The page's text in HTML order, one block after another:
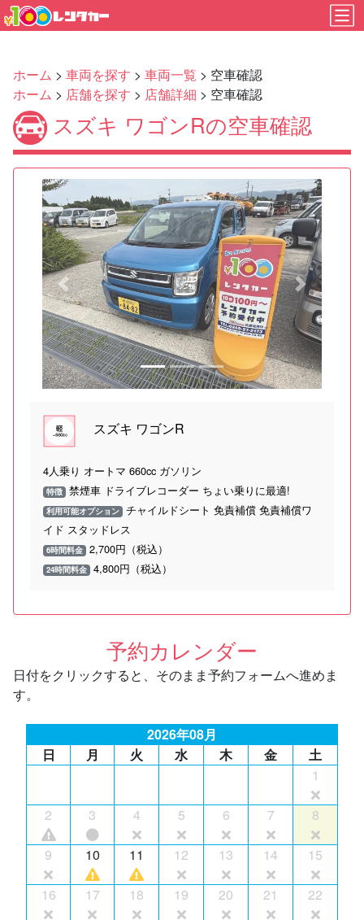
ホーム > 車両を探す > 車両一覧 > 空車確認
ホーム > 店舗を探す > 店舗詳細 > 空車確認
スズキ ワゴンRの空車確認
Previous Next
スズキ ワゴンR
4人乗り オートマ 660cc ガソリン
特徴 禁煙車 ドライブレコーダー ちょい乗りに最適!
利用可能オプション チャイルドシート 免責補償 免責補償ワ
イド スタッドレス
6時間料金 2,700円（税込）
24時間料金 4,800円（税込）
予約カレンダー
日付をクリックすると、そのまま予約フォームへ進めま
す。
2026年08月
日
月 火 水 木 金
土
1
2 3 4 5 6 7 8
9 10 11 12 13 14 15
16 17 18 19 20 21 22